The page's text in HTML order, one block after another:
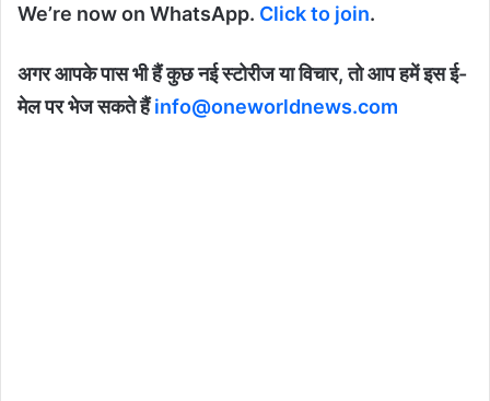
We’re now on WhatsApp. Click to join.
अगर आपके पास भी हैं कुछ नई स्टोरीज या विचार, तो आप हमें इस ई-
मेल पर भेज सकते हैंinfo@oneworldnews.com